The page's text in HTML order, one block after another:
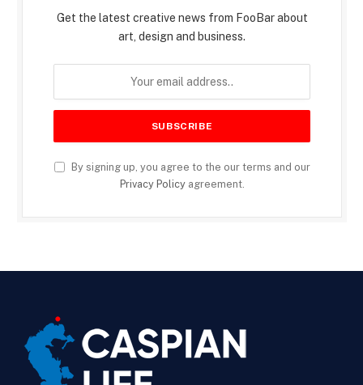
Get the latest creative news from FooBar about
art, design and business.
By signing up, you agree to the our terms and our
Privacy Policyagreement.